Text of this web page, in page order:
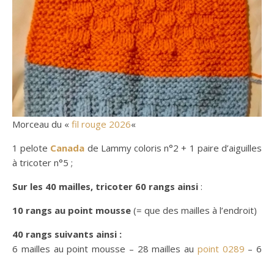
Morceau du « fil rouge 2026«
1 pelote Canada de Lammy coloris n°2 + 1 paire d’aiguilles
à tricoter n°5 ;
Sur les 40 mailles, tricoter 60 rangs ainsi :
10 rangs au point mousse (= que des mailles à l’endroit)
40 rangs suivants ainsi :
6 mailles au point mousse – 28 mailles au point 0289 – 6